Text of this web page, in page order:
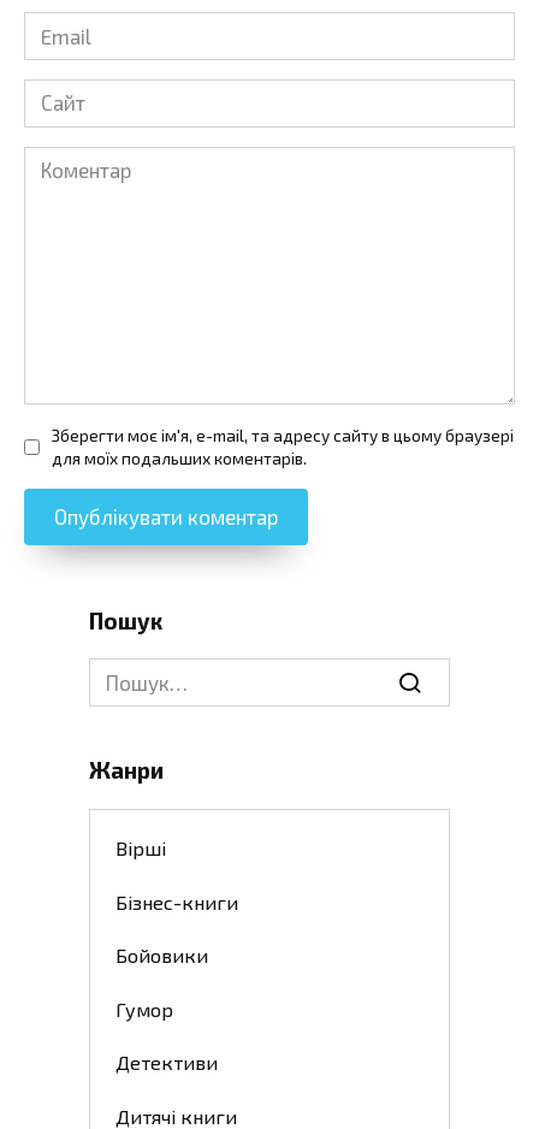
Email
Сайт
Коментар
Зберегти моє ім'я, e-mail, та адресу сайту в цьому браузері
для моїх подальших коментарів.
Пошук
Search
for:
Жанри
Вірші
Бізнес-книги
Бойовики
Гумор
Детективи
Дитячі книги